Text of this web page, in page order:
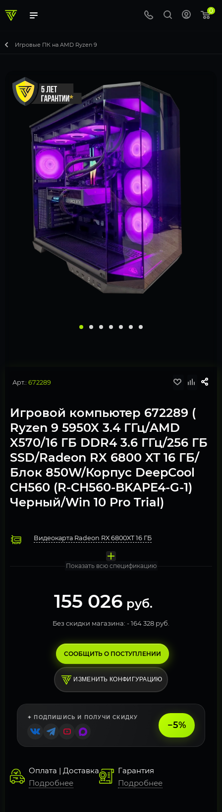
0
Игровые ПК на AMD Ryzen 9
Арт.: 672289
Игровой компьютер 672289 (
Ryzen 9 5950X 3.4 ГГц/AMD
X570/16 ГБ DDR4 3.6 ГГц/256 ГБ
SSD/Radeon RX 6800 XT 16 ГБ/
Блок 850W/Корпус DeepCool
CH560 (R-CH560-BKAPE4-G-1)
Черный/Win 10 Pro Trial)
Видеокарта Radeon RX 6800XT 16 ГБ
Показать всю спецификацию
155 026 руб.
Без скидки магазина: -164 328 руб.
СООБЩИТЬ О ПОСТУПЛЕНИИ
ИЗМЕНИТЬ КОНФИГУРАЦИЮ
✦ ПОДПИШИСЬ И ПОЛУЧИ СКИДКУ
−5%
Оплата | Доставка
Подробнее
Гарантия
Подробнее